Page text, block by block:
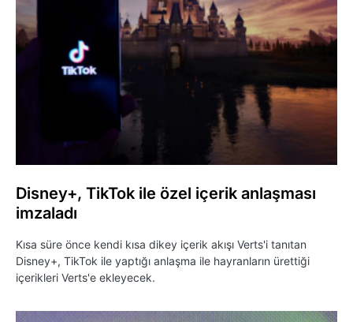
Disney+, TikTok ile özel içerik anlaşması
imzaladı
Kısa süre önce kendi kısa dikey içerik akışı Verts'i tanıtan
Disney+, TikTok ile yaptığı anlaşma ile hayranların ürettiği
içerikleri Verts'e ekleyecek.